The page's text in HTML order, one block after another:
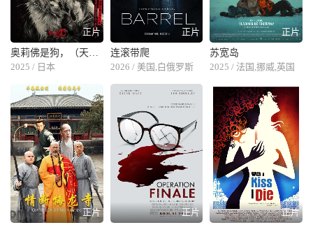
正片
2025 / 日本
正片
连滚带爬
2026 / 美国,白俄罗斯
正片
苏宽岛
2025 / 法国,挪威,英国
正片
正片
正片